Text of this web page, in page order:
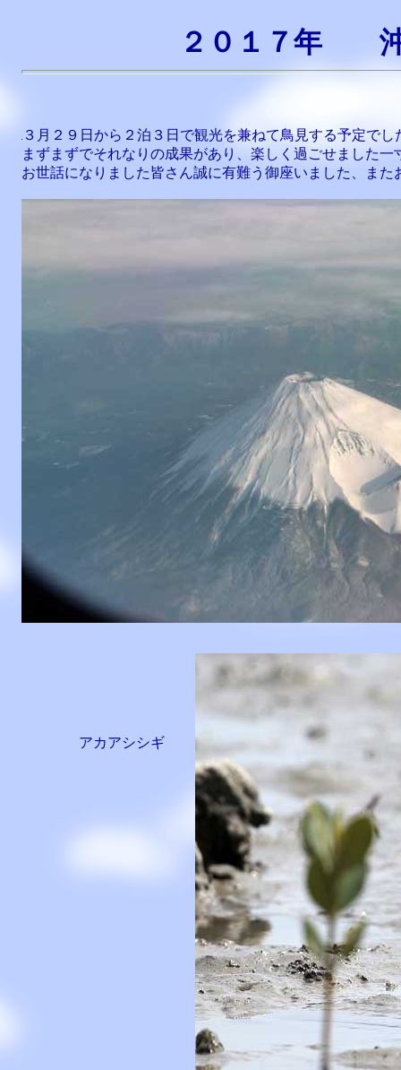
２０１７年
３月２９日から２泊３日で観光を兼ねて鳥見する予定で
まずまずでそれなりの成果があり、楽しく過ごせました
お世話になりました皆さん誠に有難う御座いました、ま
アカアシシギ